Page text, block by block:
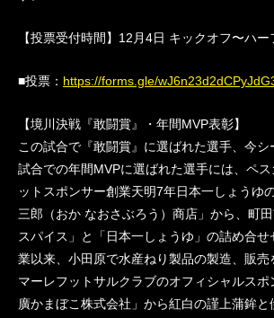
【投票受付時間】12月4日 キックオフ〜ハ
■投票： https://forms.gle/
【境川決戦『敢闘賞』・年間MVP表彰】
この試合で『敢闘賞』に選ばれた選手、今
試合での年間MVPに選ばれた選手には、ペ
ットスポンサー創業天明7年日本一しょう
三郎（おか なおさぶろう）商店」から、町
スパイス」と「日本一しょうゆ」の詰め合せ
業以来、小田原で水産ねり製品の製造、販
マーレフットサルクラブのオフィシャルス
廣かまぼこ株式会社」から紅白の謹上蒲鉾